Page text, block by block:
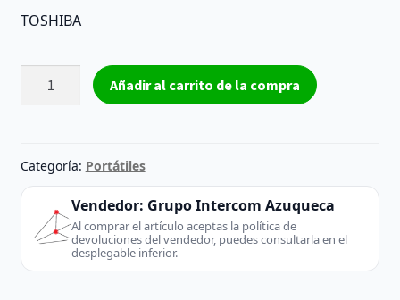
TOSHIBA
UDQF2ZR40CQU
AVC3CBL5TA0I00080716
cantidad
Añadir al carrito de la compra
Categoría: Portátiles
Vendedor: Grupo Intercom Azuqueca
Al comprar el artículo aceptas la política de
devoluciones del vendedor, puedes consultarla en el
desplegable inferior.